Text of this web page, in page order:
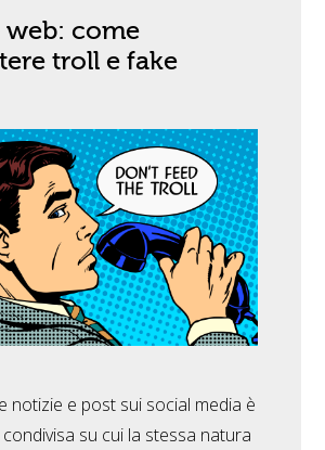
web: come
troll e fake
notizie e post sui social media è
condivisa su cui la stessa natura